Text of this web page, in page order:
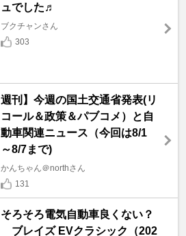
ュでした♬
ブクチャンさん
303
週刊】今週の国土交通省発表(リ
コール＆政策＆パブコメ）と自
動車関連ニュース（今回は8/1
～8/7まで)
かんちゃん＠northさん
131
そろそろ電気自動車良くない？
ブレイズ EVクラシック（202